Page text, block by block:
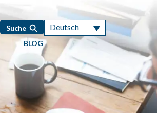
Suche Deutsch
BLOG